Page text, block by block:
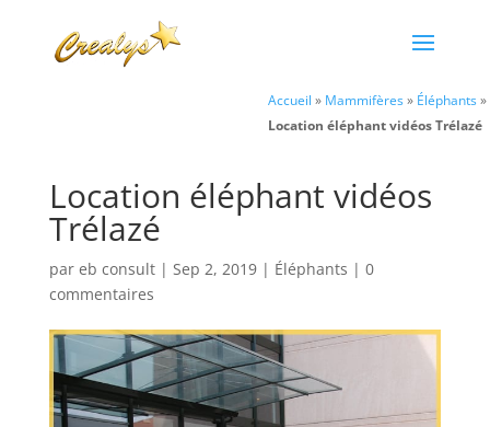
Accueil » Mammifères» Éléphants»
Location éléphant vidéos Trélazé
Location éléphant vidéos
Trélazé
par eb consult| Sep 2, 2019| Éléphants | 0
commentaires